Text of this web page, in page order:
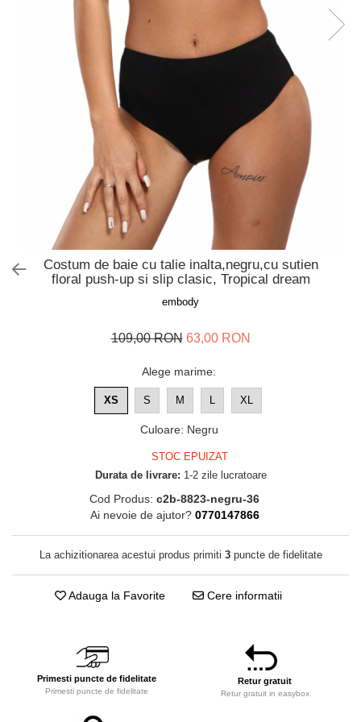
Rochii de plaja
Sort baie barbati
Pijamale bebelusi
Pijamale salopeta copii
Pijamale cocolino copii
Pijamale bumbac copii
Pijamale cuplu
Pijamale familie
Pijamale finet
Costum de baie cu talie inalta,negru,cu sutien
floral push-up si slip clasic, Tropical dream
embody
109,00 RON 63,00 RON
Alege marime:
XS S M L XL
Culoare: Negru
STOC EPUIZAT
Durata de livrare: 1-2 zile lucratoare
Cod Produs: c2b-8823-negru-36
Ai nevoie de ajutor? 0770147866
La achizitionarea acestui produs primiti 3puncte de fidelitate
Adauga la Favorite Cere informatii
Primesti puncte de fidelitate
Primesti puncte de fidelitate
Retur gratuit
Retur gratuit in easybox